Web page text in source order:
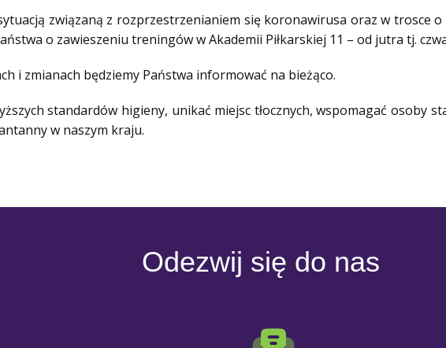
związaną z rozprzestrzenianiem się koronawirusa oraz w trosce
o zawieszeniu treningów w Akademii Piłkarskiej 11 – od jutra tj.
i zmianach będziemy Państwa informować na bieżąco.
standardów higieny, unikać miejsc tłocznych, wspomagać osoby
w naszym kraju.
Odezwij się do nas